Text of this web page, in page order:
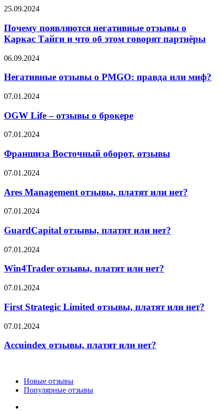
Почему
негативные
отзывы
о
Тайги
что
этом
партнёры
25.09.2024
Почему появляются негативные отзывы о
Каркас Тайги и что об этом говорят партнёры
Негативные
о
правда
миф?
06.09.2024
Негативные отзывы о PMGO: правда или миф?
OGW
–
отзывы
о
07.01.2024
OGW Life – отзывы о брокере
Франшиза
оборот,
отзывы
07.01.2024
Франшиза Восточный оборот, отзывы
Ares
отзывы,
платят
или
07.01.2024
Ares Management отзывы, платят или нет?
GuardCapital
платят
или
нет?
07.01.2024
GuardCapital отзывы, платят или нет?
Win4Trader
платят
нет?
07.01.2024
Win4Trader отзывы, платят или нет?
First
Limited
отзывы,
платят
или
нет?
07.01.2024
First Strategic Limited отзывы, платят или нет?
Accuindex
платят
07.01.2024
Accuindex отзывы, платят или нет?
Новые отзывы
Популярные отзывы